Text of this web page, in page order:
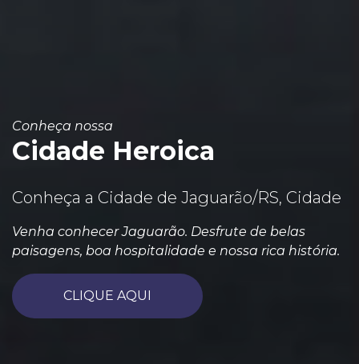
Conheça nossa
Cidade Heroica
Conheça a Cidade de Jaguarão/RS, Cidade
Venha conhecer Jaguarão. Desfrute de belas
paisagens, boa hospitalidade e nossa rica história.
CLIQUE AQUI